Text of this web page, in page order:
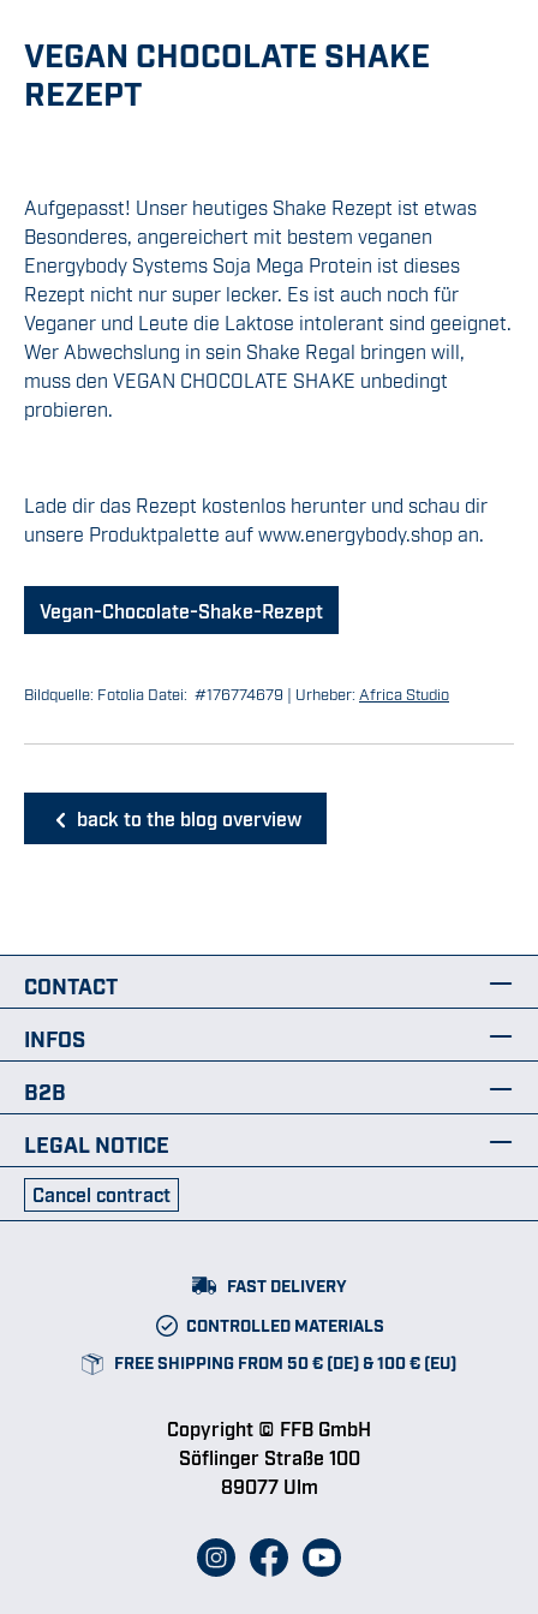
VEGAN CHOCOLATE SHAKE
REZEPT
Aufgepasst! Unser heutiges Shake Rezept ist etwas
Besonderes, angereichert mit bestem veganen
Energybody Systems Soja Mega Protein ist dieses
Rezept nicht nur super lecker. Es ist auch noch für
Veganer und Leute die Laktose intolerant sind geeignet.
Wer Abwechslung in sein Shake Regal bringen will,
muss den VEGAN CHOCOLATE SHAKE unbedingt
probieren.
Lade dir das Rezept kostenlos herunter und schau dir
unsere Produktpalette auf www.energybody.shop an.
Vegan-Chocolate-Shake-Rezept
Bildquelle: Fotolia Datei: #176774679 | Urheber: Africa Studio
back to the blog overview
CONTACT
INFOS
B2B
LEGAL NOTICE
Cancel contract
FAST DELIVERY
CONTROLLED MATERIALS
FREE SHIPPING FROM 50 € (DE) & 100 € (EU)
Copyright © FFB GmbH
Söflinger Straße 100
89077 Ulm